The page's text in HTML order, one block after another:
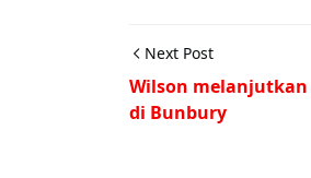
Next Post
Wilson melanjutkan
di Bunbury